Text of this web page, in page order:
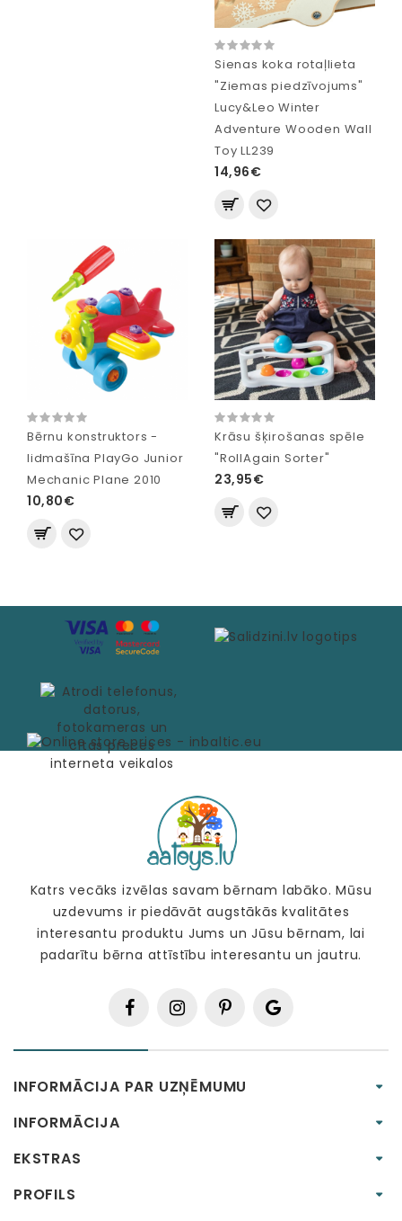
Sienas koka rotaļlieta
"Ziemas piedzīvojums"
Lucy&Leo Winter
Adventure Wooden Wall
Toy LL239
14,96€
Bērnu konstruktors -
lidmašīna PlayGo Junior
Mechanic Plane 2010
10,80€
Krāsu šķirošanas spēle
"RollAgain Sorter"
23,95€
Katrs vecāks izvēlas savam bērnam labāko. Mūsu
uzdevums ir piedāvāt augstākās kvalitātes
interesantu produktu Jums un Jūsu bērnam, lai
padarītu bērna attīstību interesantu un jautru.
INFORMĀCIJA PAR UZŅĒMUMU
INFORMĀCIJA
EKSTRAS
PROFILS